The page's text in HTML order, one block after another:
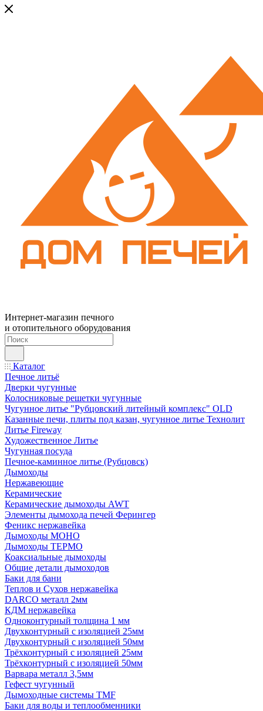
Интернет-магазин печного
и отопительного оборудования
Каталог
Печное литьё
Дверки чугунные
Колосниковые решетки чугунные
Чугунное литье "Рубцовский литейный комплекс" OLD
Казанные печи, плиты под казан, чугунное литье Технолит
Литье Fireway
Художественное Литье
Чугунная посуда
Печное-каминное литье (Рубцовск)
Дымоходы
Нержавеющие
Керамические
Керамические дымоходы AWT
Элементы дымохода печей Ферингер
Феникс нержавейка
Дымоходы МОНО
Дымоходы ТЕРМО
Коаксиальные дымоходы
Общие детали дымоходов
Баки для бани
Теплов и Сухов нержавейка
DARCO металл 2мм
КДМ нержавейка
Одноконтурный толщина 1 мм
Двухконтурный с изоляцией 25мм
Двухконтурный с изоляцией 50мм
Трёхконтурный с изоляцией 25мм
Трёхконтурный с изоляцией 50мм
Варвара металл 3,5мм
Гефест чугунный
Дымоходные системы TMF
Баки для воды и теплообменники